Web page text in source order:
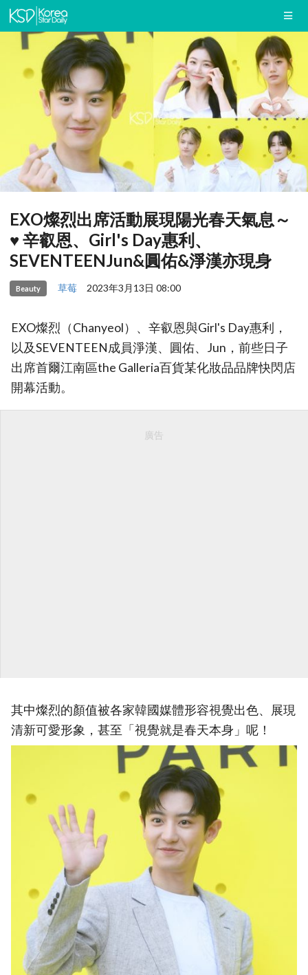
EXO燦烈出席活動展現陽光春天氣息～
♥ 辛叡恩、Girl's Day惠利、
SEVENTEENJun&圓佑&淨漢亦現身
Beauty 草莓 2023年3月13日 08:00
EXO燦烈（Chanyeol）、辛叡恩與Girl's Day惠利，
以及SEVENTEEN成員淨漢、圓佑、Jun，前些日子
出席首爾江南區the Galleria百貨某化妝品品牌快閃店
開幕活動。
廣告
其中燦烈的顏值被各家韓國媒體形容視覺出色、展現
清新可愛形象，甚至「視覺就是春天本身」呢！